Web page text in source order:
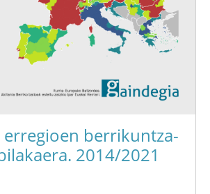
berrikuntza-
2014/2021